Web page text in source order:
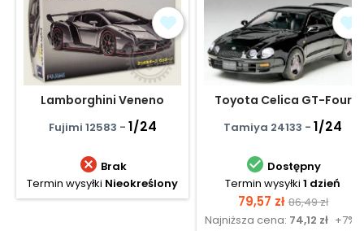
Lamborghini Veneno
Fujimi 12583 - 1/24
 Brak
Termin wysyłki Nieokreślony
Toyota Celica GT-Four
Tamiya 24133 - 1/24
 Dostępny
Termin wysyłki 1 dzień
Cena
79,57 zł Cena
86,49 zł
Najniższa cena: 74,12 zł +7%